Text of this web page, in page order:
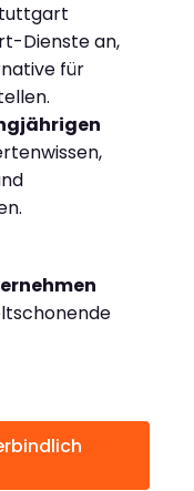
Dienste an,
für